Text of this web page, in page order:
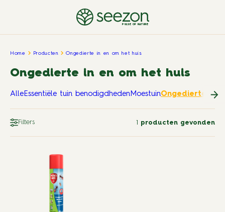
PULSE OF NATURE
Home Producten Ongedierte in en om het huis
Ongedierte in en om het huis
AlleEssentiële tuin benodigdhedenMoestuinOngedierte in
Filters 1 producten gevonden